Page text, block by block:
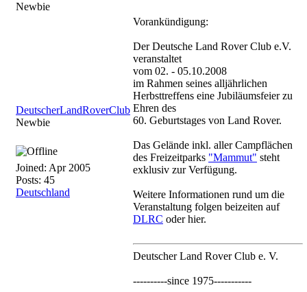
Newbie
DeutscherLandRoverClub
Newbie
Joined: Apr 2005
Posts: 45
Deutschland
Vorankündigung:
Der Deutsche Land Rover Club e.V.
veranstaltet
vom 02. - 05.10.2008
im Rahmen seines alljährlichen
Herbsttreffens eine Jubiläumsfeier zu
Ehren des
60. Geburtstages von Land Rover.
Das Gelände inkl. aller Campflächen
des Freizeitparks "Mammut" steht
exklusiv zur Verfügung.
Weitere Informationen rund um die
Veranstaltung folgen beizeiten auf
DLRC oder hier.
Deutscher Land Rover Club e. V.
----------since 1975-----------